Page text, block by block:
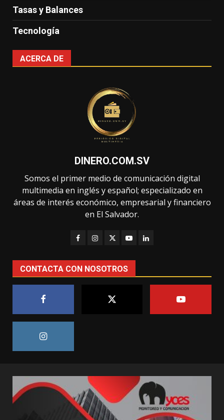
Tasas y Balances
Tecnología
ACERCA DE
DINERO.COM.SV
Somos el primer medio de comunicación digital
multimedia en inglés y español; especializado en
áreas de interés económico, empresarial y financiero
en El Salvador.
CONTACTA CON NOSOTROS